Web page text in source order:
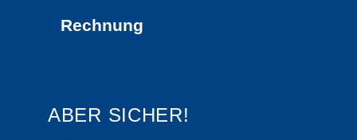
Rechnung
ABER SICHER!